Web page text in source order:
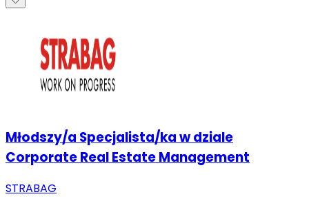
Młodszy/a Specjalista/ka w dziale
Corporate Real Estate Management
STRABAG